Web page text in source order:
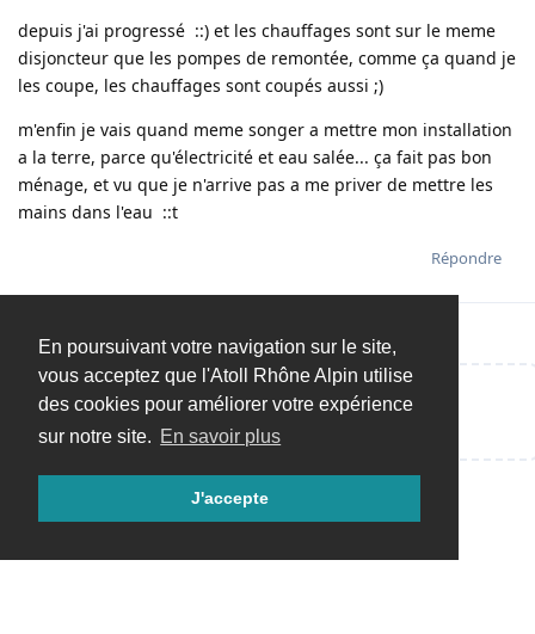
En poursuivant votre navigation sur le site,
vous acceptez que l'Atoll Rhône Alpin utilise
des cookies pour améliorer votre expérience
sur notre site. En savoir plus
J'accepte
depuis j'ai progressé ::) et les chauffages sont sur le meme
disjoncteur que les pompes de remontée, comme ça quand je
les coupe, les chauffages sont coupés aussi ;)
m'enfin je vais quand meme songer a mettre mon installation
a la terre, parce qu'électricité et eau salée... ça fait pas bon
ménage, et vu que je n'arrive pas a me priver de mettre les
mains dans l'eau ::t
Répondre
Répondre…